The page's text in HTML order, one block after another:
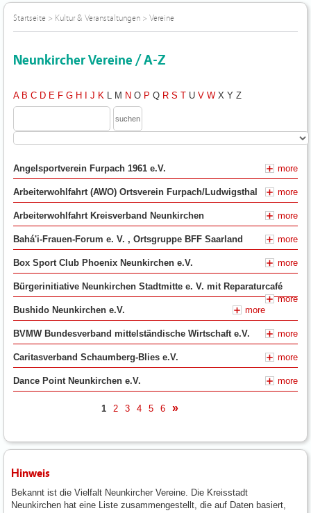
Startseite > Kultur & Veranstaltungen > Vereine
Neunkircher Vereine / A-Z
A B C D E F G H J K L M N O P Q R S T U V W X Y Z
Angelsportverein Furpach 1961 e.V. more
Arbeiterwohlfahrt (AWO) Ortsverein Furpach/Ludwigsthal more
Arbeiterwohlfahrt Kreisverband Neunkirchen more
Bahá'i-Frauen-Forum e. V. , Ortsgruppe BFF Saarland more
Box Sport Club Phoenix Neunkirchen e.V. more
Bürgerinitiative Neunkirchen Stadtmitte e. V. mit Reparaturcafé
more
Bushido Neunkirchen e.V.
more
BVMW Bundesverband mittelständische Wirtschaft e.V. more
Caritasverband Schaumberg-Blies e.V. more
Dance Point Neunkirchen e.V. more
1 2 3 4 5 6 nächste
Hinweis
Bekannt ist die Vielfalt Neunkircher Vereine. Die Kreisstadt
Neunkirchen hat eine Liste zusammengestellt, die auf Daten basiert,